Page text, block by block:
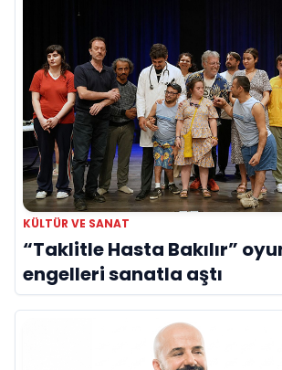
KÜLTÜR VE SANAT
“Taklitle Hasta Bakılır”
engelleri sanatla aştı